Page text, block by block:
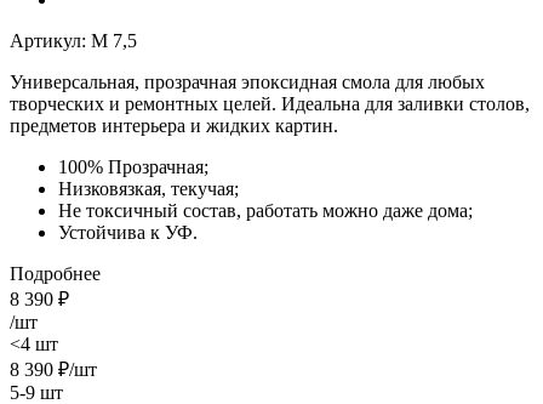
Артикул: M 7,5
Универсальная, прозрачная эпоксидная смола для любых
творческих и ремонтных целей. Идеальна для заливки столов,
предметов интерьера и жидких картин.
100% Прозрачная;
Низковязкая, текучая;
Не токсичный состав, работать можно даже дома;
Устойчива к УФ.
Подробнее
8 390 ₽
/шт
<4 шт
8 390 ₽/шт
5-9 шт